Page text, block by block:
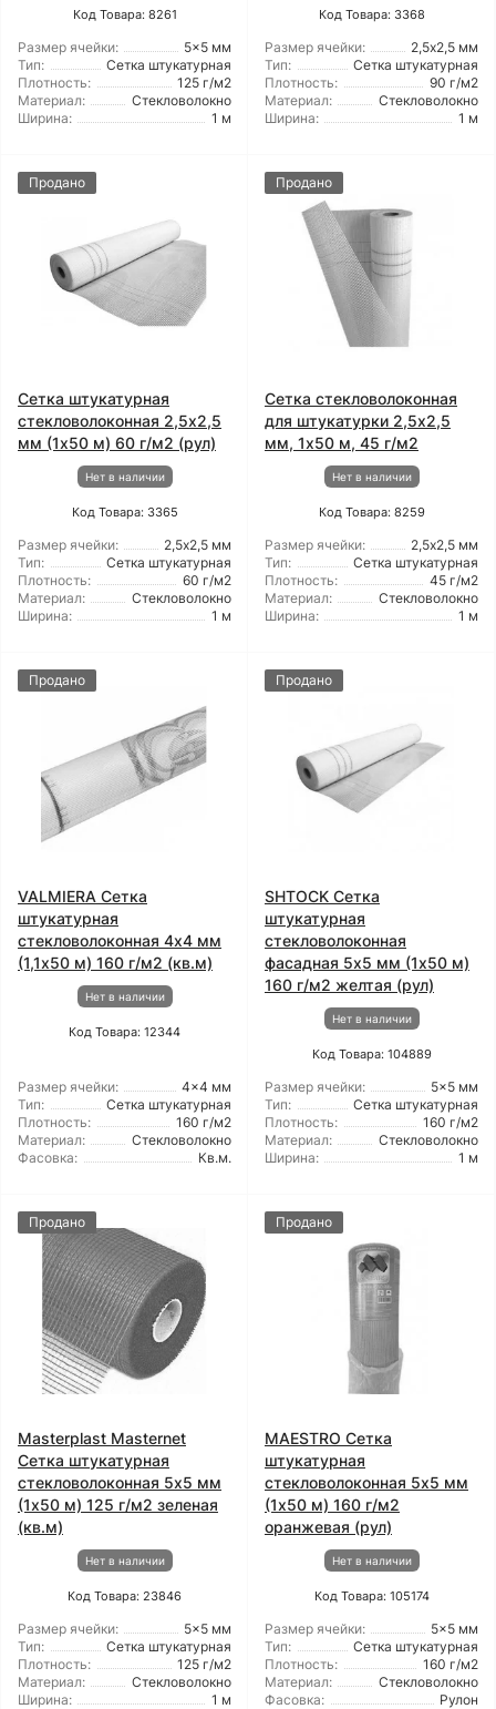
Код Товара: 8261
Размер ячейки:
5x5 мм
Тип:
Сетка штукатурная
Плотность:
125 г/м2
Материал:
Стекловолокно
Ширина:
1 м
Код Товара: 3368
Размер ячейки:
2,5х2,5 мм
Тип:
Сетка штукатурная
Плотность:
90 г/м2
Материал:
Стекловолокно
Ширина:
1 м
Продано
Сетка штукатурная
стекловолоконная 2,5x2,5
мм (1x50 м) 60 г/м2 (рул)
Нет в наличии
Код Товара: 3365
Размер ячейки:
2,5х2,5 мм
Тип:
Сетка штукатурная
Плотность:
60 г/м2
Материал:
Стекловолокно
Ширина:
1 м
Продано
Сетка стекловолоконная
для штукатурки 2,5x2,5
мм, 1x50 м, 45 г/м2
Нет в наличии
Код Товара: 8259
Размер ячейки:
2,5х2,5 мм
Тип:
Сетка штукатурная
Плотность:
45 г/м2
Материал:
Стекловолокно
Ширина:
1 м
Продано
VALMIERA Сетка
штукатурная
стекловолоконная 4x4 мм
(1,1x50 м) 160 г/м2 (кв.м)
Нет в наличии
Код Товара: 12344
Размер ячейки:
4x4 мм
Тип:
Сетка штукатурная
Плотность:
160 г/м2
Материал:
Стекловолокно
Фасовка:
Кв.м.
Продано
SHTOCK Сетка
штукатурная
стекловолоконная
фасадная 5x5 мм (1x50 м)
160 г/м2 желтая (рул)
Нет в наличии
Код Товара: 104889
Размер ячейки:
5x5 мм
Тип:
Сетка штукатурная
Плотность:
160 г/м2
Материал:
Стекловолокно
Ширина:
1 м
Продано
Masterplast Masternet
Сетка штукатурная
стекловолоконная 5x5 мм
(1x50 м) 125 г/м2 зеленая
(кв.м)
Нет в наличии
Код Товара: 23846
Размер ячейки:
5x5 мм
Тип:
Сетка штукатурная
Плотность:
125 г/м2
Материал:
Стекловолокно
Ширина:
1 м
Продано
MAESTRO Сетка
штукатурная
стекловолоконная 5x5 мм
(1x50 м) 160 г/м2
оранжевая (рул)
Нет в наличии
Код Товара: 105174
Размер ячейки:
5x5 мм
Тип:
Сетка штукатурная
Плотность:
160 г/м2
Материал:
Стекловолокно
Фасовка:
Рулон